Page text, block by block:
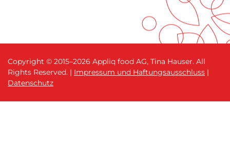
Copyright © 2015–2026 Appliq food AG, Tina Hauser. All
Rights Reserved. | Impressum und Haftungsausschluss |
Datenschutz